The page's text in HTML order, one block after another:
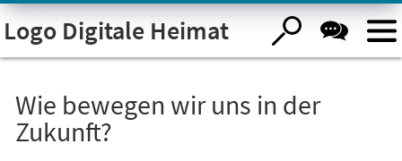
Visuelle
Assistenzsoftware
öffnen.
Logo Digitale Heimat
Wie bewegen wir uns in der
Zukunft?